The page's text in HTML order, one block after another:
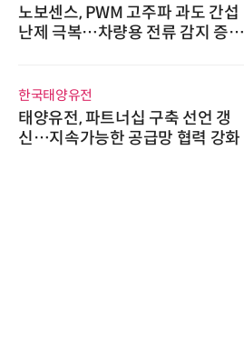
노보센스, PWM 고주파 과도 간섭
난제 극복…차량용 전류 감지 증폭
한국태양유전
태양유전, 파트너십 구축 선언 갱
신…지속가능한 공급망 협력 강화